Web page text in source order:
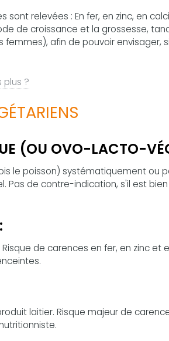
relevées : En fer, en zinc, en
de croissance et la grossesse,
afin de pouvoir envisager,
plus ?
(OU OVO-LACTO-
le poisson) systématiquement ou
Pas de contre-indication, s'il est
de carences en fer, en zinc et
laitier. Risque majeur de